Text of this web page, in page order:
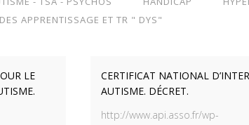
APPRENTISSAGE ET TR " DYS"
LE
CERTIFICAT NATIONAL
AUTISME. DÉCRET.
http://www.api.asso.fr/wp-